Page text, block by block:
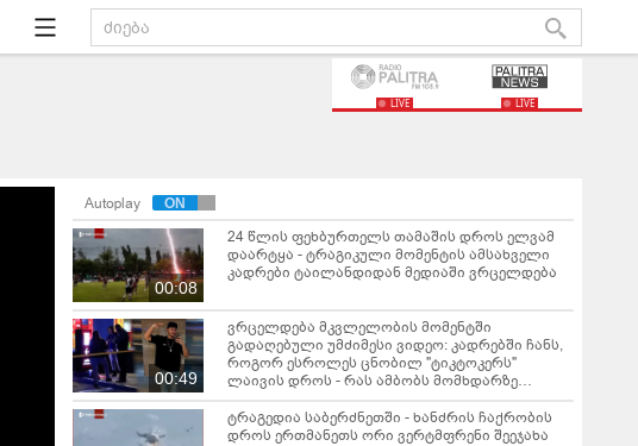
LIVE LIVE
Autoplay
00:08
24 წლის ფეხბურთელს თამაშის დროს ელვამ
დაარტყა - ტრაგიკული მომენტის ამსახველი
კადრები ტაილანდიდან მედიაში ვრცელდება
00:49
ვრცელდება მკვლელობის მომენტში
გადაღებული უმძიმესი ვიდეო: კადრებში ჩანს,
როგორ ესროლეს ცნობილ "ტიკტოკერს"
ლაივის დროს - რას ამბობს მომხდარზე
მექსიკის პოლიცია
ტრაგედია საბერძნეთში - ხანძრის ჩაქრობის
დროს ერთმანეთს ორი ვერტმფრენი შეეჯახა